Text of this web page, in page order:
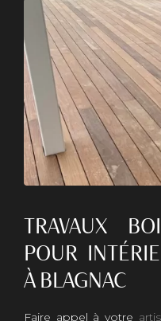
TRAVAUX
POUR
À BLAGNAC
Faire appel à votre